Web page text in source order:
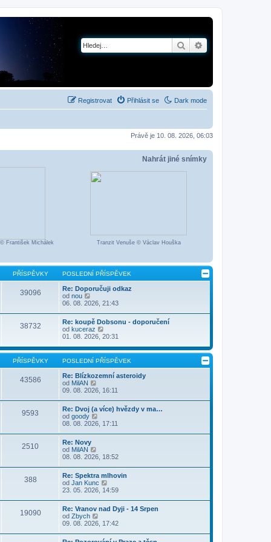
Hledat
Dark mode
Přihlásit se
Registrovat
Právě je 10. 08. 2026, 06:03
Nahrát jiné snímky
František Michálek Tranzit Venuše © Václav Houška
PŘÍSPĚVKY POSLEDNÍ PŘÍSPĚVEK
39096
Re: Doporučuji odkaz
od nou
o
r
a
z
i
t
p
o
s
l
e
d
í
p
ř
í
s
p
ě
v
k
06. 08. 2026, 21:43
38732
Re: koupě Dobsonu - doporučení
od kuceraz
o
r
a
z
t
p
o
s
l
d
í
í
s
p
ě
v
k
01. 08. 2026, 20:31
PŘÍSPĚVKY POSLEDNÍ PŘÍSPĚVEK
43586
Re: Blízkozemní asteroidy
od MilAN
o
r
a
z
i
t
s
e
d
n
í
í
s
p
ě
09. 08. 2026, 16:11
9593
Re: Dvoj (a více) hvězdy v ma…
od goody
o
r
i
t
p
o
s
l
e
d
í
08. 08. 2026, 17:11
2510
Re: Novy
od MilAN
o
r
a
z
i
t
p
o
s
e
08. 08. 2026, 18:52
388
Re: Spektra mlhovin
od Jan Kunc
o
r
a
i
t
p
23. 05. 2026, 14:59
19090
Re: Vranov nad Dyji - 14 Srpen
od Zbych
r
09. 08. 2026, 17:42